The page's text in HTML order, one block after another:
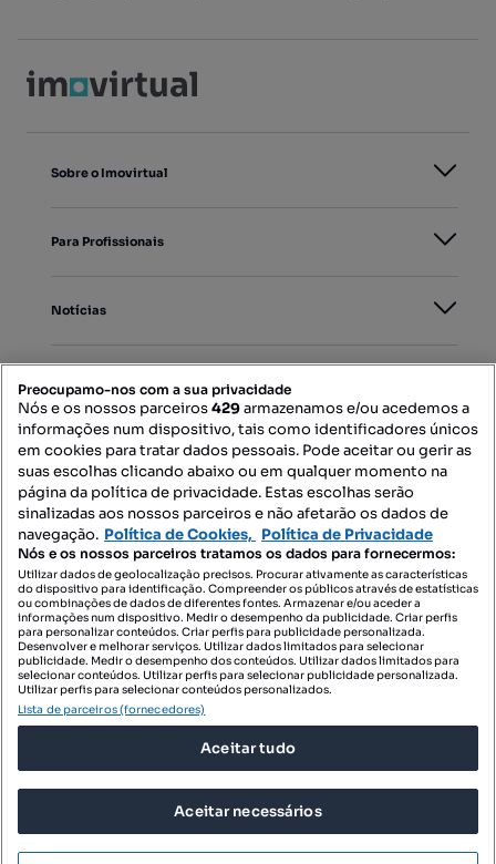
Sobre o Imovirtual
Para Profissionais
Notícias
Mapa do Site
Contacte-nos
SIGA-NOS:
DESCARREGAR NA:
© 2026 Imovirtual.com, OLX Portugal, S.A.
TERMOS DE UTILIZAÇÃO
Preocupamo-nos com a sua privacidade
Nós e os nossos parceiros429armazenamos e/ou acedemos a
informações num dispositivo, tais como identificadores únicos
em cookies para tratar dados pessoais. Pode aceitar ou gerir as
suas escolhas clicando abaixo ou em qualquer momento na
página da política de privacidade. Estas escolhas serão
sinalizadas aos nossos parceiros e não afetarão os dados de
navegação. Política de Cookies, Política de Privacidade
Nós e os nossos parceiros tratamos os dados para fornecermos:
Utilizar dados de geolocalização precisos. Procurar ativamente as características
do dispositivo para identificação. Compreender os públicos através de estatísticas
ou combinações de dados de diferentes fontes. Armazenar e/ou aceder a
informações num dispositivo. Medir o desempenho da publicidade. Criar perfis
para personalizar conteúdos. Criar perfis para publicidade personalizada.
Desenvolver e melhorar serviços. Utilizar dados limitados para selecionar
publicidade. Medir o desempenho dos conteúdos. Utilizar dados limitados para
selecionar conteúdos. Utilizar perfis para selecionar publicidade personalizada.
Utilizar perfis para selecionar conteúdos personalizados.
Lista de parceiros (fornecedores)
Aceitar tudo
Aceitar necessários